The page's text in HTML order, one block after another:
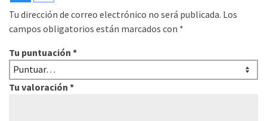
Tu dirección de correo electrónico no será publicada. Los
campos obligatorios están marcados con *
Tu puntuación *
Tu valoración *